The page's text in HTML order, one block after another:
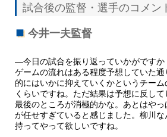
試合後の監督・選手のコメン
今井一夫監督
―今日の試合を振り返っていかがですか
ゲームの流れはある程度予想していた
的にはいかに抑えていくかというチー
くらいですね。ただ結果は予想に反し
最後のところが消極的かな。あとはやっ
が任せすぎていると感じました。柳川
持ってやって欲しいですね。